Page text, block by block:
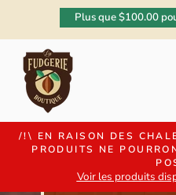
contenu
Plus que $100.00
/!\ EN RAISON DES
PRODUITS NE
Voir les produits